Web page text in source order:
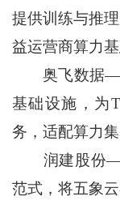
提供训练与推
益运营商算力基
奥飞数据——
基础设施，为
务，适配算力集
润建股份——
范式，将五象